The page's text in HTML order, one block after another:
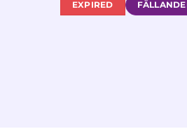
EXPIRED